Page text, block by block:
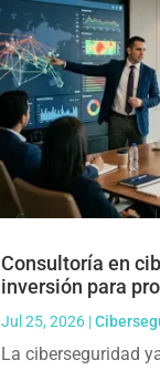
Consultoría en
inversión para
Jul 25, 2026|
La ciberseguridad